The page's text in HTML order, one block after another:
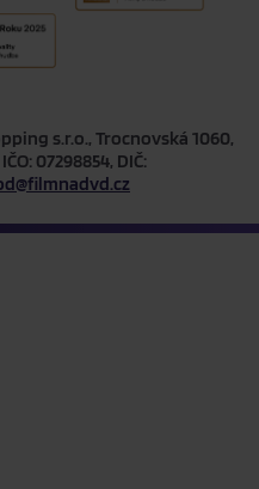
s.r.o., Trocnovská 1060,
07298854, DIČ: